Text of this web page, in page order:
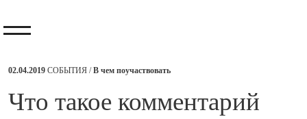
02.04.2019 СОБЫТИЯ /В чем поучаствовать
​Что такое комментарий